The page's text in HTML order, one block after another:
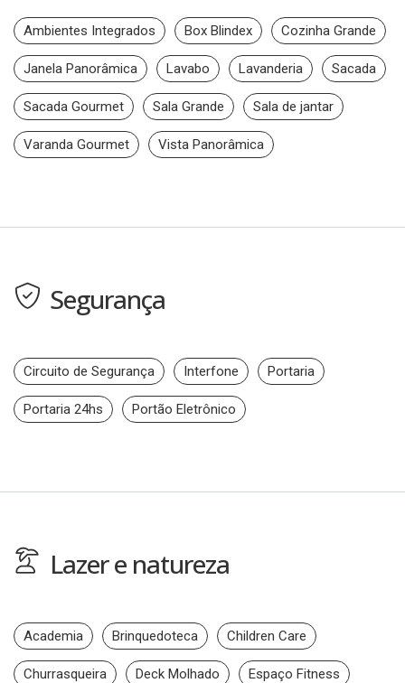
Ambientes Integrados Box Blindex Cozinha Grande
Janela Panorâmica Lavabo Lavanderia Sacada
Sacada Gourmet Sala Grande Sala de jantar
Varanda Gourmet Vista Panorâmica
Segurança
Circuito de Segurança Interfone Portaria
Portaria 24hs Portão Eletrônico
Lazer e natureza
Academia Brinquedoteca Children Care
Churrasqueira Deck Molhado Espaço Fitness